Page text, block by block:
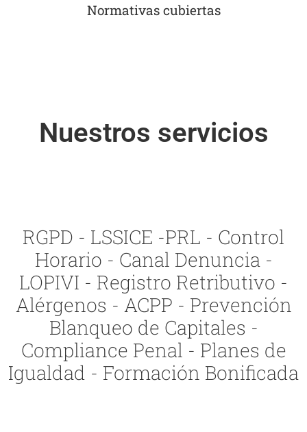
Normativas cubiertas
Nuestros servicios
RGPD - LSSICE -PRL - Control
Horario - Canal Denuncia -
LOPIVI - Registro Retributivo -
Alérgenos - ACPP - Prevención
Blanqueo de Capitales -
Compliance Penal - Planes de
Igualdad - Formación Bonificada